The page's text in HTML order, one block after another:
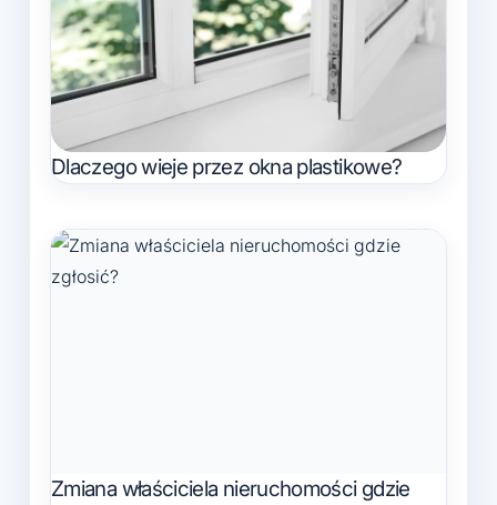
Dlaczego wieje przez okna plastikowe?
Zmiana właściciela nieruchomości gdzie